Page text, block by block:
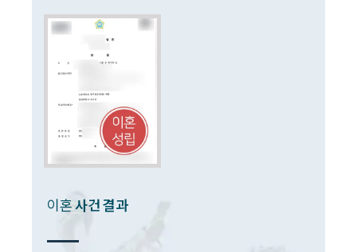
이혼전문변호사
법률 블로그
뉴스레터/브로슈어
이혼사건 결과